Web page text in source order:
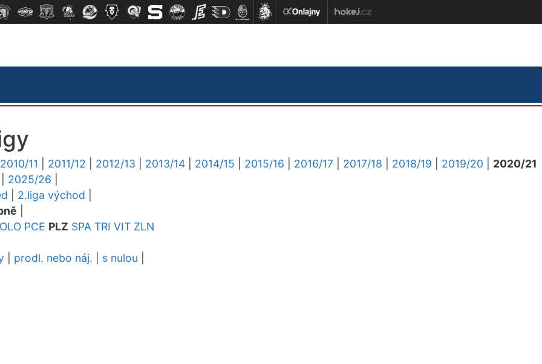
2010/11 2011/12 2012/13 2013/14 2014/15 2015/16 2016/17 2017/18 2018/19 2019/20
2020/21
2025/26
2.liga východ
OLO PCE PLZ SPA TRI VIT ZLN
prodl. nebo náj. s nulou